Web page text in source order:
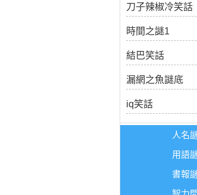
刀子辣椒冷笑話
時間之謎1
結巴笑話
漏網之魚謎底
iq笑話
人名
用語
書報